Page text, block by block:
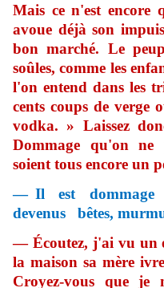
Mais ce n'est encore
avoue déjà son
bon marché. Le
soûles, comme les
l'on entend dans les
cents coups de verge
vodka. » Laissez
Dommage qu'on ne
soient tous encore un
— Il est dommage
devenus bêtes,
— Écoutez, j'ai vu un
la maison sa mère
Croyez-vous que je